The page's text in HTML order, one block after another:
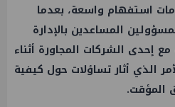
استفهام واسعة، بعدما
المساعدين بالإدارة
إحدى الشركات المجاورة أثناء
الذي أثار تساؤلات حول كيفية
المؤقت.